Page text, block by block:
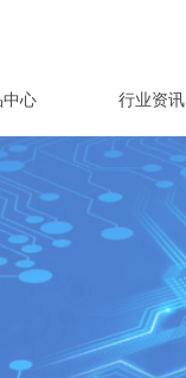
中心 行业资讯